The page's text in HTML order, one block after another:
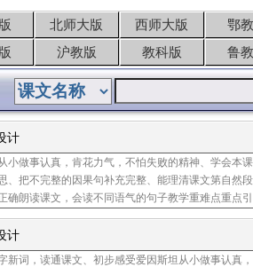
北师大版 西师大版
鄂
沪教版 教科版 鲁
计
小做事认真，肯花力气，不怕失败的精神、学会本
、把不完整的因果句补充完整、能理清课文第自然
确朗读课文，会读不同语气的句子教学重难点重点
事情发展顺序写的难点读懂反问句，能把反问句改
计
新词，读通课文、初步感受爱因斯坦从小做事认真